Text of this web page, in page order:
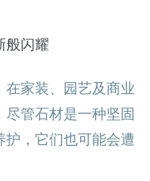
般闪耀
在家装、园艺及商业
管石材是一种坚固
护，它们也可能会遭